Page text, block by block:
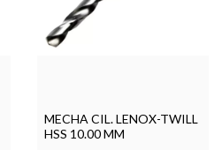
MECHA CIL. LENOX-TWILL
HSS 10.00 MM